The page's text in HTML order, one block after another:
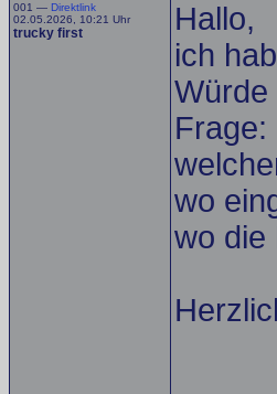
001 — Direktlink
02.05.2026, 10:21 Uhr
trucky first
Hallo,
ich
Würde
Frage:
wo
wo die